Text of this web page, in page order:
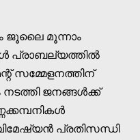
ജൂലൈ മൂന്നാം
പ്രാബല്യത്തിൽ
സമ്മേളനത്തിന്
ജനങ്ങൾക്ക്
പ്രതിസന്ധി